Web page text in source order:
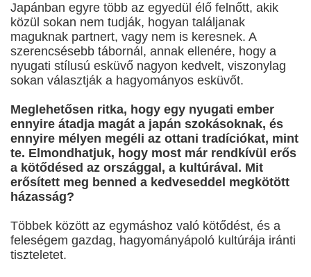
Japánban egyre több az egyedül élő felnőtt, akik
közül sokan nem tudják, hogyan találjanak
maguknak partnert, vagy nem is keresnek. A
szerencsésebb tábornál, annak ellenére, hogy a
nyugati stílusú esküvő nagyon kedvelt, viszonylag
sokan választják a hagyományos esküvőt.
Meglehetősen ritka, hogy egy nyugati ember
ennyire átadja magát a japán szokásoknak, és
ennyire mélyen megéli az ottani tradíciókat, mint
te. Elmondhatjuk, hogy most már rendkívül erős
a kötődésed az országgal, a kultúrával. Mit
erősített meg benned a kedveseddel megkötött
házasság?
Többek között az egymáshoz való kötődést, és a
feleségem gazdag, hagyományápoló kultúrája iránti
tiszteletet.